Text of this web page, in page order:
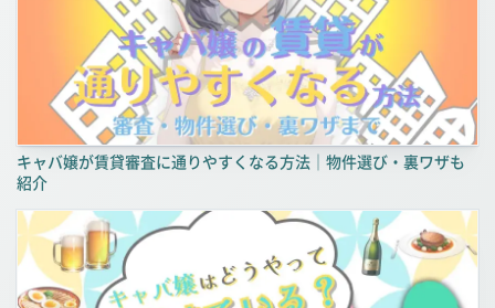
キャバ嬢が賃貸審査に通りやすくなる方法｜物件選び・裏ワザも
紹介